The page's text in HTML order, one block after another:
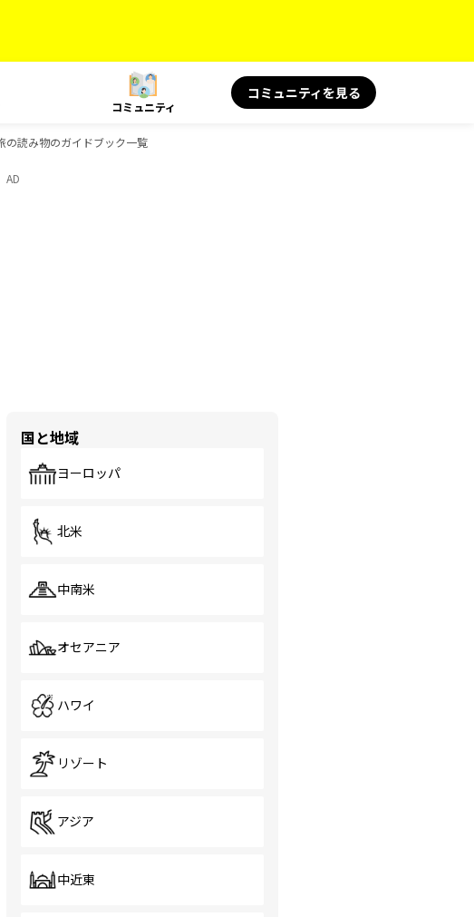
コミュニティ
コミュニティを見る
の読み物のガイドブック一覧
AD
国と地域
ヨーロッパ
北米
中南米
オセアニア
ハワイ
リゾート
アジア
中近東